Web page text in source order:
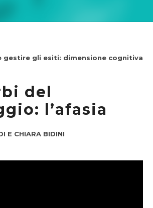
gestire gli esiti: dimensione cognitiva
del
l’afasia
E CHIARA BIDINI